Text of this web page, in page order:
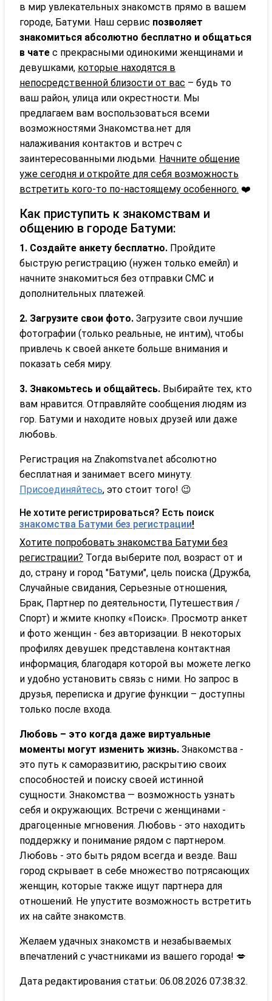
в мир увлекательных знакомств прямо в вашем
городе, Батуми. Наш сервис позволяет
знакомиться абсолютно бесплатно и общаться
в чате с прекрасными одинокими женщинами и
девушками, которые находятся в
непосредственной близости от вас – будь то
ваш район, улица или окрестности. Мы
предлагаем вам воспользоваться всеми
возможностями Знакомства.нет для
налаживания контактов и встреч с
заинтересованными людьми. Начните общение
уже сегодня и откройте для себя возможность
встретить кого-то по-настоящему особенного. ❤️
Как приступить к знакомствам и
общению в городе Батуми:
1. Создайте анкету бесплатно. Пройдите
быструю регистрацию (нужен только емейл) и
начните знакомиться без отправки СМС и
дополнительных платежей.
2. Загрузите свои фото. Загрузите свои лучшие
фотографии (только реальные, не интим), чтобы
привлечь к своей анкете больше внимания и
показать себя миру.
3. Знакомьтесь и общайтесь. Выбирайте тех, кто
вам нравится. Отправляйте сообщения людям из
гор. Батуми и находите новых друзей или даже
любовь.
Регистрация на Znakomstva.net абсолютно
бесплатная и занимает всего минуту.
Присоединяйтесь, это стоит того! 😉
Не хотите регистрироваться? Есть поиск
знакомства Батуми без регистрации!
Хотите попробовать знакомства Батуми без
регистрации? Тогда выберите пол, возраст от и
до, страну и город "Батуми", цель поиска (Дружба,
Случайные свидания, Серьезные отношения,
Брак, Партнер по деятельности, Путешествия /
Спорт) и жмите кнопку «Поиск». Просмотр анкет
и фото женщин - без авторизации. В некоторых
профилях девушек представлена контактная
информация, благодаря которой вы можете легко
и удобно установить связь с ними. Но запрос в
друзья, переписка и другие функции – доступны
только после входа.
Любовь – это когда даже виртуальные
моменты могут изменить жизнь. Знакомства -
это путь к саморазвитию, раскрытию своих
способностей и поиску своей истинной
сущности. Знакомства — возможность узнать
себя и окружающих. Встречи с женщинами -
драгоценные мгновения. Любовь - это находить
поддержку и понимание рядом с партнером.
Любовь - это быть рядом всегда и везде. Ваш
город скрывает в себе множество потрясающих
женщин, которые также ищут партнера для
отношений. Не упустите возможность встретить
их на сайте знакомств.
Желаем удачных знакомств и незабываемых
впечатлений с участниками из вашего города! 💋
Дата редактирования статьи: 06.08.2026 07:38:32.